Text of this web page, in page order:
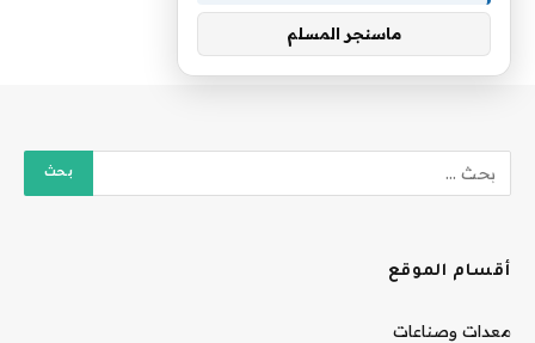
أقسام الموقع
معدات وصناعات
ماسنجر المسلم